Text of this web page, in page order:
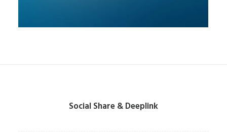
Social Share & Deeplink